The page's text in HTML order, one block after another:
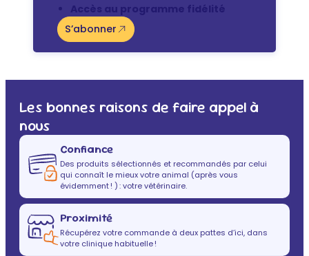
Accès au programme fidélité
S’abonner
Les bonnes raisons de faire appel à
nous
Confiance
Des produits sélectionnés et recommandés par celui
qui connaît le mieux votre animal (après vous
évidemment ! ) : votre vétérinaire.
Proximité
Récupérez votre commande à deux pattes d’ici, dans
votre clinique habituelle !